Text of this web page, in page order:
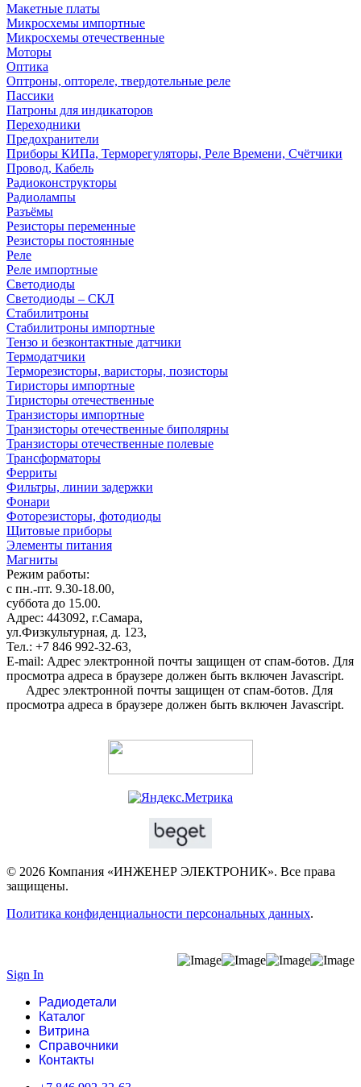
Макетные платы
Микросхемы импортные
Микросхемы отечественные
Моторы
Оптика
Оптроны, оптореле, твердотельные реле
Пассики
Патроны для индикаторов
Переходники
Предохранители
Приборы КИПа, Терморегуляторы, Реле Времени, Счётчики
Провод, Кабель
Радиоконструкторы
Радиолампы
Разъёмы
Резисторы переменные
Резисторы постоянные
Реле
Реле импортные
Светодиоды
Светодиоды – СКЛ
Стабилитроны
Стабилитроны импортные
Тензо и безконтактные датчики
Термодатчики
Терморезисторы, варисторы, позисторы
Тиристоры импортные
Тиристоры отечественные
Транзисторы импортные
Транзисторы отечественные биполярны
Транзисторы отечественные полевые
Трансформаторы
Ферриты
Фильтры, линии задержки
Фонари
Фоторезисторы, фотодиоды
Щитовые приборы
Элементы питания
Магниты
Режим работы:
с пн.-пт. 9.30-18.00,
суббота до 15.00.
Адрес: 443092, г.Самара,
ул.Физкультурная, д. 123,
Тел.: +7 846 992-32-63,
E-mail: Адрес электронной почты защищен от спам-ботов. Для
просмотра адреса в браузере должен быть включен Javascript.
Адрес электронной почты защищен от спам-ботов. Для
просмотра адреса в браузере должен быть включен Javascript.
© 2026 Компания «ИНЖЕНЕР ЭЛЕКТРОНИК». Все права
защищены.
Политика конфиденциальности персональных данных.
Sign In
Радиодетали
Каталог
Витрина
Справочники
Контакты